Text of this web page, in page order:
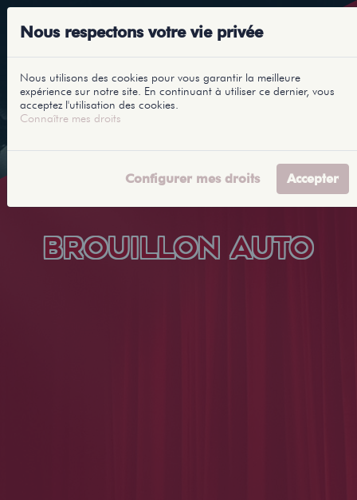
BROUILLON AUTO
Nous respectons votre vie privée
Nous utilisons des cookies pour vous garantir la meilleure
expérience sur notre site. En continuant à utiliser ce dernier, vous
acceptez l'utilisation des cookies.
Connaître mes droits
Configurer mes droits Accepter